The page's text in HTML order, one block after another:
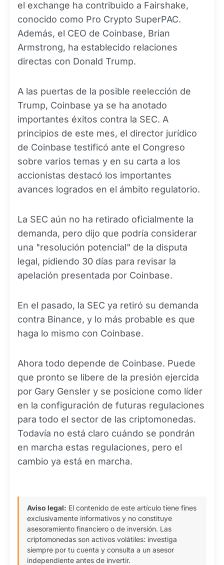
el exchange ha contribuido a Fairshake,
conocido como Pro Crypto SuperPAC.
Además, el CEO de Coinbase, Brian
Armstrong, ha establecido relaciones
directas con Donald Trump.
A las puertas de la posible reelección de
Trump, Coinbase ya se ha anotado
importantes éxitos contra la SEC. A
principios de este mes, el director jurídico
de Coinbase testificó ante el Congreso
sobre varios temas y en su carta a los
accionistas destacó los importantes
avances logrados en el ámbito regulatorio.
La SEC aún no ha retirado oficialmente la
demanda, pero dijo que podría considerar
una "resolución potencial" de la disputa
legal, pidiendo 30 días para revisar la
apelación presentada por Coinbase.
En el pasado, la SEC ya retiró su demanda
contra Binance, y lo más probable es que
haga lo mismo con Coinbase.
Ahora todo depende de Coinbase. Puede
que pronto se libere de la presión ejercida
por Gary Gensler y se posicione como líder
en la configuración de futuras regulaciones
para todo el sector de las criptomonedas.
Todavía no está claro cuándo se pondrán
en marcha estas regulaciones, pero el
cambio ya está en marcha.
Aviso legal: El contenido de este artículo tiene fines
exclusivamente informativos y no constituye
asesoramiento financiero o de inversión. Las
criptomonedas son activos volátiles: investiga
siempre por tu cuenta y consulta a un asesor
independiente antes de invertir.